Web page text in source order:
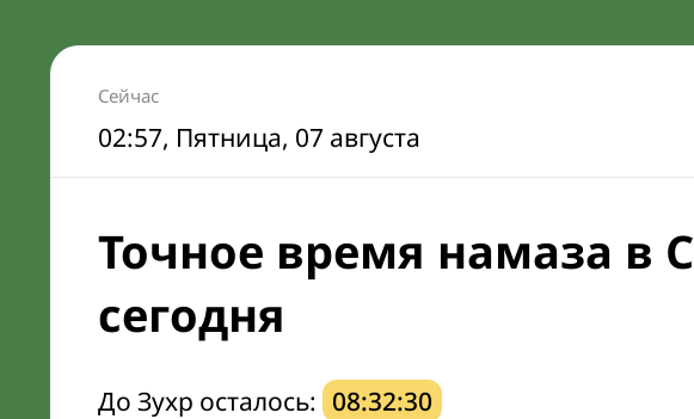
Сейчас
02:57, Пятница, 07 августа
Точное время намаза в
сегодня
До Зухр осталось: 08:32:29